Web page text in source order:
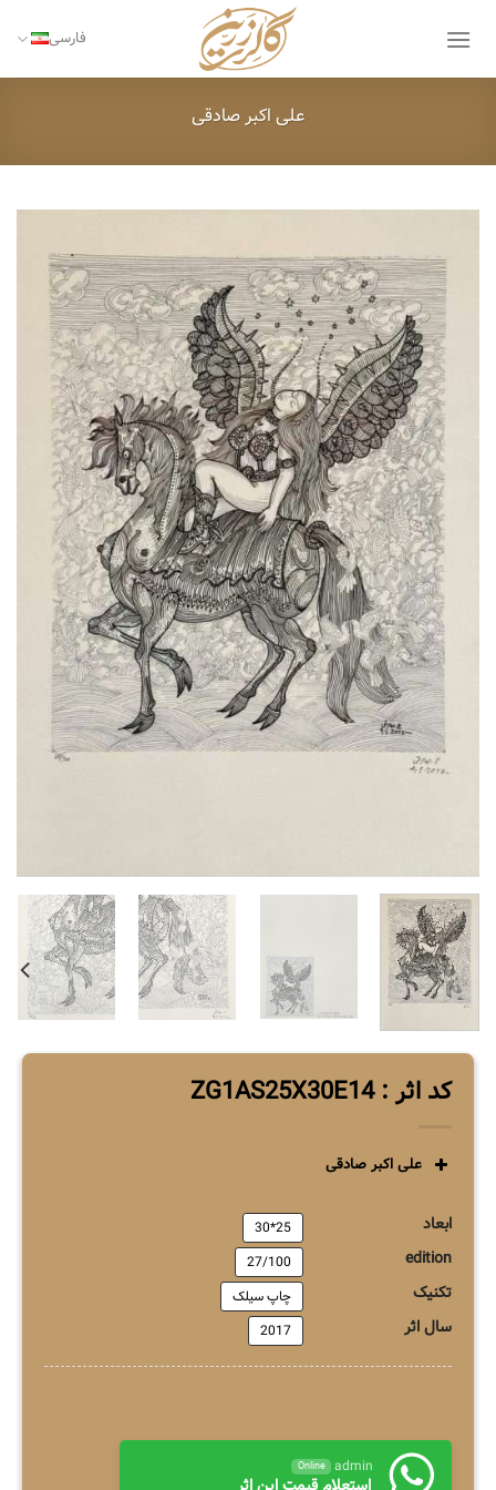
فارسی
علی اکبر صادقی
کد اثر : ZG1AS25X30E14
علی اکبر صادقی
ابعاد 25*30
edition
27/100
تکنیک چاپ سیلک
سال اثر 2017
admin
Online